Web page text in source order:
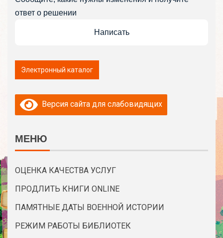
ответ о решении
Написать
Версия сайта для слабовидящих
МЕНЮ
ОЦЕНКА КАЧЕСТВА УСЛУГ
ПРОДЛИТЬ КНИГИ ONLINE
ПАМЯТНЫЕ ДАТЫ ВОЕННОЙ ИСТОРИИ
РЕЖИМ РАБОТЫ БИБЛИОТЕК